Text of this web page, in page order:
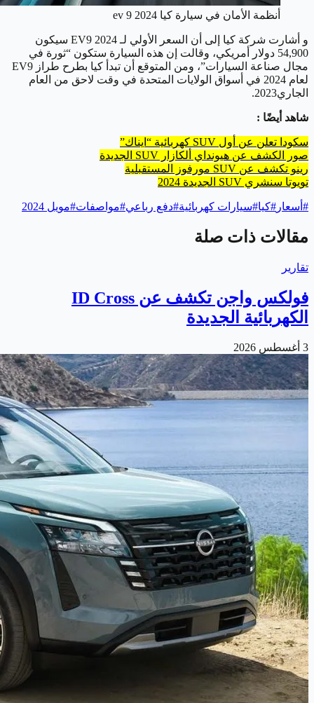
أنظمة الأمان في سيارة كيا ev 9 2024
و أشارت شركة كيا إلى أن السعر الأولي لـ EV9 2024 سيكون
54,900 دولار أمريكي، وقالت إن هذه السيارة ستكون “ثورة في
مجال صناعة السيارات”، ومن المتوقع أن تبدأ كيا بطرح طراز EV9
لعام 2024 في أسواق الولايات المتحدة في وقت لاحق من العام
الجاري2023.
شاهد أيضًا :
سكودا تعلن عن أول SUV كهربائية “ايناك”
صور الكشف عن هيونداي ألكازار SUV الجديدة
رينو تكشف عن SUV مورفوز المستقبلية
تويوتا سنشري SUV الجديدة 2024
# أسعار #كيا#سيارات كهربائية#دفع رباعي#مواصفات#مويل 2024
مقالات ذات صلة
تقارير
فولكس واجن تكشف عن ID Cross
الكهربائية الجديدة
3 أغسطس 2026